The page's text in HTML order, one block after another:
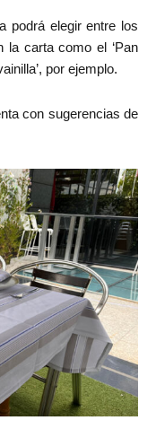
podrá elegir entre los
la carta como el ‘Pan
por ejemplo.
con sugerencias de